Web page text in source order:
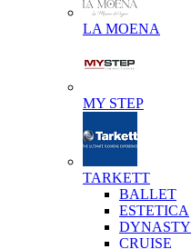
LA MOENA
MY STEP
TARKETT
BALLET
ESTETICA
DYNASTY
CRUISE